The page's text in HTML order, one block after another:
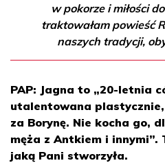
w pokorze i miłości
traktowałam powieść
naszych tradycji,
PAP: Jagna to „20-letnia
utalentowana
za Borynę. Nie kocha go,
męża z Antkiem i innymi”.
jaką Pani stworzyła.